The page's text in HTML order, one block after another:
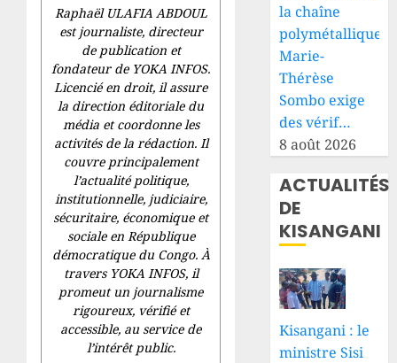
Raphaël ULAFIA ABDOUL
est journaliste, directeur
de publication et
fondateur de YOKA INFOS.
Licencié en droit, il assure
la direction éditoriale du
média et coordonne les
activités de la rédaction. Il
couvre principalement
l’actualité politique,
institutionnelle, judiciaire,
sécuritaire, économique et
sociale en République
démocratique du Congo. À
travers YOKA INFOS, il
promeut un journalisme
rigoureux, vérifié et
accessible, au service de
l’intérêt public.
la chaîne
polymétallique,
Marie-
Thérèse
Sombo exige
des vérif…
8 août 2026
ACTUALITÉS
DE
KISANGANI
Kisangani : le
ministre Sisi